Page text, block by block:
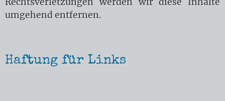
umgehend entfernen.
Haftung für Links